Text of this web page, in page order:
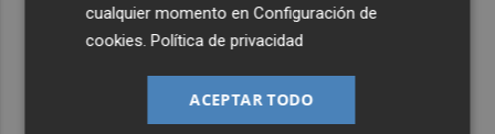
cualquier momento enConfiguración de
cookies .Política de privacidad
ACEPTAR TODO